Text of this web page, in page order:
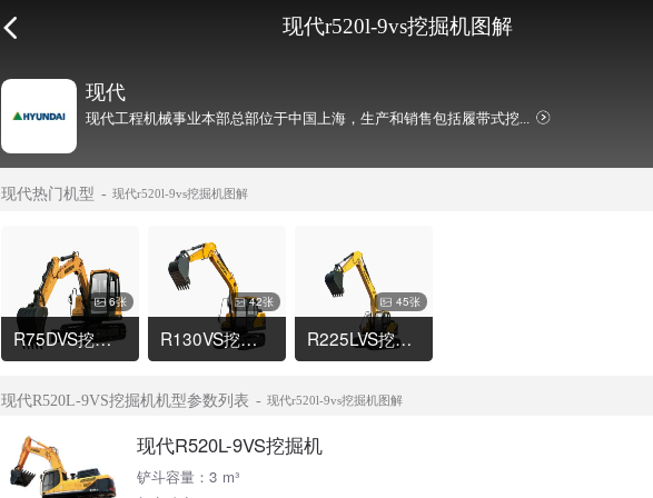
现代r520l-9vs挖掘机图解
现代
现代工程机械事业本部总部位于中国上海，生产和销售包括履带式挖...
现代热门机型 现代r520l-9vs挖掘机图解
6张
R75DVS挖掘机
42张
R130VS挖掘机
45张
R225LVS挖掘机
现代R520L-9VS挖掘机机型参数列表 现代r520l-9vs挖掘机图解
现代R520L-9VS挖掘机
铲斗容量：3 m³